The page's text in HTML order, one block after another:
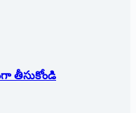
తీసుకోండి